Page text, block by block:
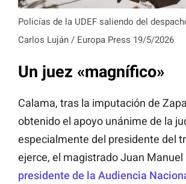
Policías de la UDEF saliendo del
Carlos Luján / Europa Press 19/5/2026
Un juez «magnífico»
Calama, tras la imputación de
obtenido el apoyo unánime de la
especialmente del presidente del
ejerce, el magistrado Juan Manuel
presidente de la Audiencia